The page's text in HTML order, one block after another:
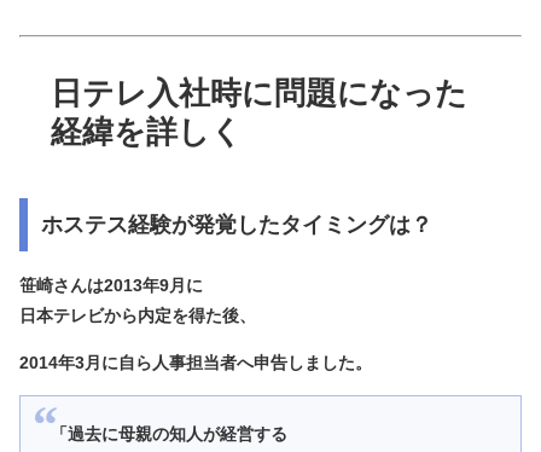
日テレ入社時に問題になった
経緯を詳しく
ホステス経験が発覚したタイミングは？
笹崎さんは2013年9月に
日本テレビから内定を得た後、
2014年3月に自ら人事担当者へ申告しました。
「過去に母親の知人が経営する